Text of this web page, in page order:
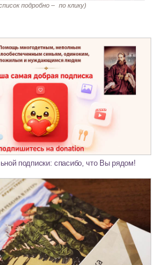
подробно – по клику)
подписки: спасибо, что Вы рядом!